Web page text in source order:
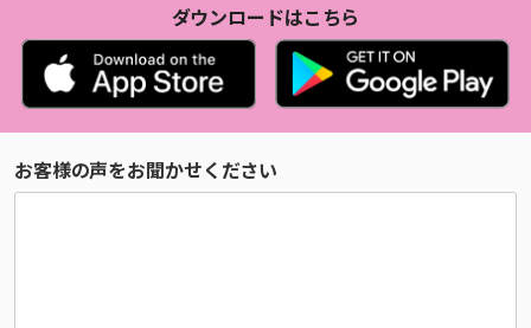
ダウンロードはこちら
お客様の声をお聞かせください